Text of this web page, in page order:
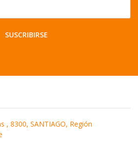
SUSCRIBIRSE
, 8300, SANTIAGO, Región